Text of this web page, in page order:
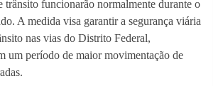
trânsito funcionarão normalmente durante o
A medida visa garantir a segurança viária
nas vias do Distrito Federal,
um período de maior movimentação de